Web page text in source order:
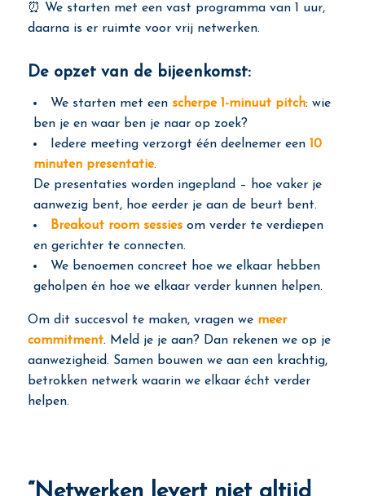
⏰ We starten met een vast programma van 1 uur,
daarna is er ruimte voor vrij netwerken.
De opzet van de bijeenkomst:
We starten met een scherpe 1-minuut pitch: wie
ben je en waar ben je naar op zoek?
Iedere meeting verzorgt één deelnemer een 10
minuten presentatie.
De presentaties worden ingepland – hoe vaker je
aanwezig bent, hoe eerder je aan de beurt bent.
Breakout room sessiesom verder te verdiepen
en gerichter te connecten.
We benoemen concreet hoe we elkaar hebben
geholpen én hoe we elkaar verder kunnen helpen.
Om dit succesvol te maken, vragen we meer
commitment. Meld je je aan? Dan rekenen we op je
aanwezigheid. Samen bouwen we aan een krachtig,
betrokken netwerk waarin we elkaar écht verder
helpen.